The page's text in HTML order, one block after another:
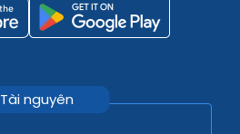
Tài nguyên